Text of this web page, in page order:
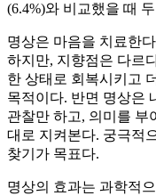
(6.4%)와 비교했을 때
명상은 마음을 치료한
하지만, 지향점은 다르
한 상태로 회복시키고
목적이다. 반면 명상은
관찰만 하고, 의미를 부
대로 지켜본다. 궁극적
찾기가 목표다.
명상의 효과는 과학적